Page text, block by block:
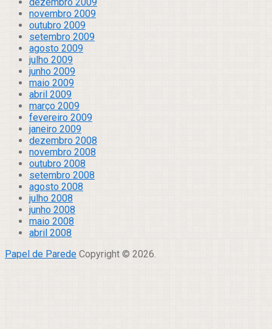
novembro 2009
outubro 2009
setembro 2009
agosto 2009
julho 2009
junho 2009
maio 2009
abril 2009
março 2009
fevereiro 2009
janeiro 2009
dezembro 2008
novembro 2008
outubro 2008
setembro 2008
agosto 2008
julho 2008
junho 2008
maio 2008
abril 2008
Papel de Parede Copyright © 2026.